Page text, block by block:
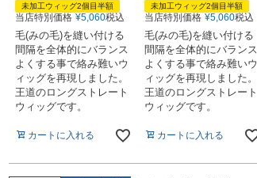
未加工ウィッグ2個目半額
当店特別価格 ¥5,060税込
毛(みの毛)を縫い付ける
間隔を全体的にバランス
よくする事で絡み難いウ
ィッグを再現しました。
王道のロングストレート
ウィッグです。
カートに入れる
未加工ウィッグ2個目半額
当店特別価格 ¥5,060税込
毛(みの毛)を縫い付ける
間隔を全体的にバランス
よくする事で絡み難いウ
ィッグを再現しました。
王道のロングストレート
ウィッグです。
カートに入れる